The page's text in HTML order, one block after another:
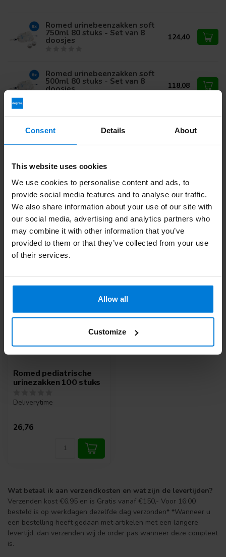
Consent Details About
This website uses cookies
We use cookies to personalise content and ads, to
provide social media features and to analyse our traffic.
We also share information about your use of our site with
our social media, advertising and analytics partners who
may combine it with other information that you’ve
provided to them or that they’ve collected from your use
of their services.
Allow all
Customize
Romed urinebeenzakken soft
750ml 80 stuks - Set van 8
doosjes 124,40
Romed urinebeenzakken soft
500ml 80 stuks - Set van 8
doosjes 118,08
urinezakken 1000 stuks - Set 199,50
Heb je vragen over dit product?
Of heb je hulp nodig bij je bestelling? Neem contact op via
mail met onzeKlantenserviceof bel+31 (0)30 203 59 02
Recent bekeken
Romed pediatrische
urinezakken 100 stuks
Deliverytime
26,76
Wat betaal ik aan verzendkosten en wat zijn de levertijden?
Verzenden kost €6,95 en is Gratis vanaf €150,- Voor 16:00
besteld is op werkdagen dezelfde dag verzonden* *Wanneer u
een bestelling heeft gedaan met artikelen met een langere
levertijd, dan verzenden wij de order pas wanneer deze compleet
is.